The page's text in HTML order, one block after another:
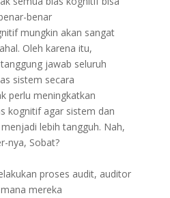
benar
mungkin akan sangat
Oleh karena itu,
jawab seluruh
sistem secara
perlu meningkatkan
kognitif agar sistem dan
lebih tangguh. Nah,
nya, Sobat?
proses audit, auditor
mereka